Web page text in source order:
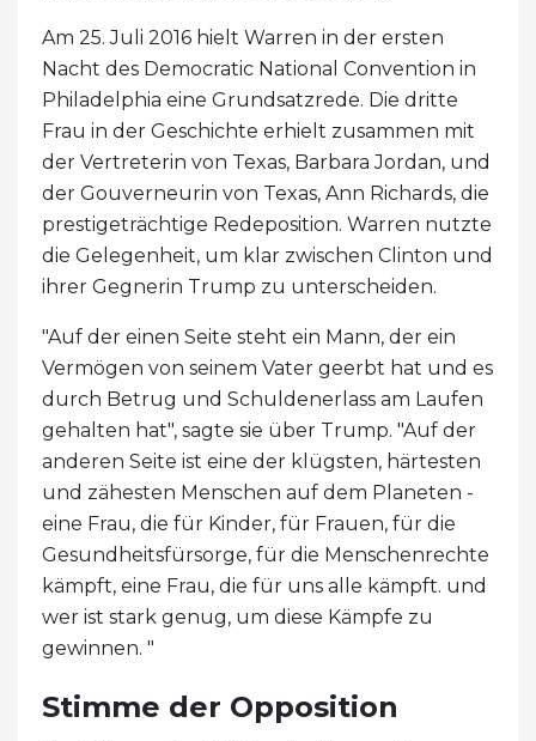
Am 25. Juli 2016 hielt Warren in der ersten
Nacht des Democratic National Convention in
Philadelphia eine Grundsatzrede. Die dritte
Frau in der Geschichte erhielt zusammen mit
der Vertreterin von Texas, Barbara Jordan, und
der Gouverneurin von Texas, Ann Richards, die
prestigeträchtige Redeposition. Warren nutzte
die Gelegenheit, um klar zwischen Clinton und
ihrer Gegnerin Trump zu unterscheiden.
"Auf der einen Seite steht ein Mann, der ein
Vermögen von seinem Vater geerbt hat und es
durch Betrug und Schuldenerlass am Laufen
gehalten hat", sagte sie über Trump. "Auf der
anderen Seite ist eine der klügsten, härtesten
und zähesten Menschen auf dem Planeten -
eine Frau, die für Kinder, für Frauen, für die
Gesundheitsfürsorge, für die Menschenrechte
kämpft, eine Frau, die für uns alle kämpft. und
wer ist stark genug, um diese Kämpfe zu
gewinnen. "
Stimme der Opposition